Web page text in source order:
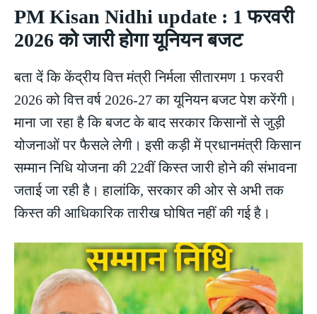
PM Kisan Nidhi update : 1 फरवरी
2026 को जारी होगा यूनियन बजट
बता दें कि केंद्रीय वित्त मंत्री निर्मला सीतारमण 1 फरवरी
2026 को वित्त वर्ष 2026-27 का यूनियन बजट पेश करेंगी।
माना जा रहा है कि बजट के बाद सरकार किसानों से जुड़ी
योजनाओं पर फैसले लेगी। इसी कड़ी में प्रधानमंत्री किसान
सम्मान निधि योजना की 22वीं किस्त जारी होने की संभावना
जताई जा रही है। हालांकि, सरकार की ओर से अभी तक
किस्त की आधिकारिक तारीख घोषित नहीं की गई है।